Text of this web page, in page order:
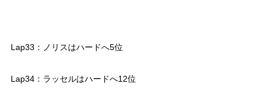
Lap33：ノリスはハードへ5位
Lap34：ラッセルはハードへ12位